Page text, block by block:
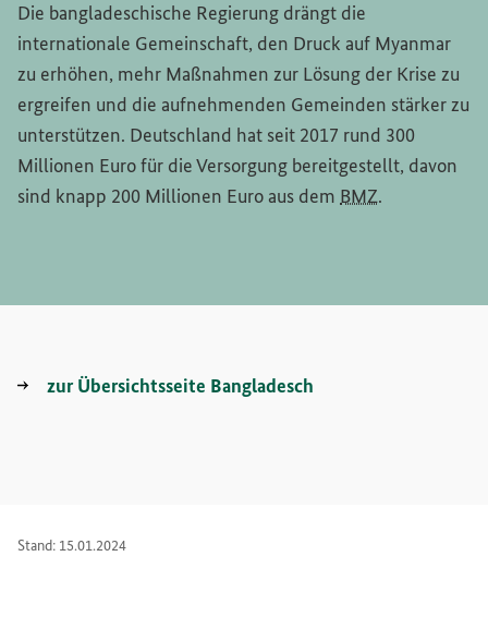
Die bangladeschische Regierung drängt die
internationale Gemeinschaft, den Druck auf Myanmar
zu erhöhen, mehr Maßnahmen zur Lösung der Krise zu
ergreifen und die aufnehmenden Gemeinden stärker zu
unterstützen. Deutschland hat seit 2017 rund 300
Millionen Euro für die Versorgung bereitgestellt, davon
sind knapp 200 Millionen Euro aus dem BMZ.
zur Übersichtsseite Bangladesch
Stand: 15.01.2024